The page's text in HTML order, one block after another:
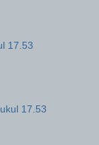
17.53
17.53